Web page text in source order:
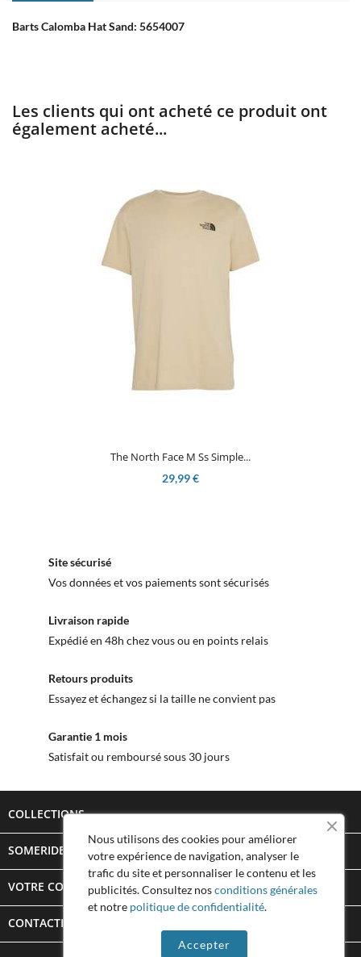
Barts Calomba Hat Sand: 5654007
Les clients qui ont acheté ce produit ont
également acheté...
The North Face M Ss Simple...
29,99 €
Site sécurisé
Vos données et vos paiements sont sécurisés
Livraison rapide
Expédié en 48h chez vous ou en points relais
Retours produits
Essayez et échangez si la taille ne convient pas
Garantie 1 mois
Satisfait ou remboursé sous 30 jours
COLLECTIONS 
SOMERIDE STORY
VOTRE COMPTE
CONTACTEZ SOMERIDE
Nous utilisons des cookies pour améliorer
votre expérience de navigation, analyser le
trafic du site et personnaliser le contenu et les
publicités. Consultez nosconditions générales
et notre politique de confidentialité.
Accepter